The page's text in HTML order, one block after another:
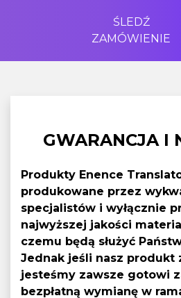
ŚLEDŹ
ZAMÓWIENIE
GWARANCJA I
Produkty Enence
produkowane przez
specjalistów i wyłącznie
najwyższej jakości
czemu będą służyć
Jednak jeśli nasz produkt
jesteśmy zawsze gotowi
bezpłatną wymianę w